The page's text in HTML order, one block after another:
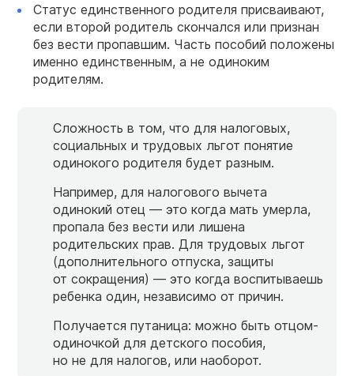
Статус единственного родителя присваивают,
если второй родитель скончался или признан
без вести пропавшим. Часть пособий положены
именно единственным, а не одиноким
родителям.
Сложность в том, что для налоговых,
социальных и трудовых льгот понятие
одинокого родителя будет разным.
Например, для налогового вычета
одинокий отец — это когда мать умерла,
пропала без вести или лишена
родительских прав. Для трудовых льгот
(дополнительного отпуска, защиты
от сокращения) — это когда воспитываешь
ребенка один, независимо от причин.
Получается путаница: можно быть отцом-
одиночкой для детского пособия,
но не для налогов, или наоборот.